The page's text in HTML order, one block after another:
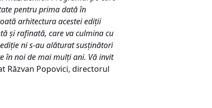
pentru prima dată în
arhitectura acestei ediții
și rafinată, care va culmina cu
ni s-au alăturat susținători
în noi de mai mulți ani. Vă invit
Răzvan Popovici, directorul